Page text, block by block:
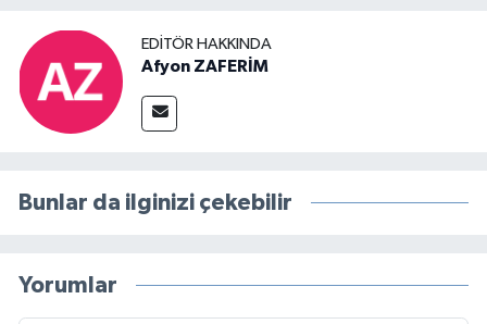
EDITÖR HAKKINDA
Afyon ZAFERİM
Bunlar da ilginizi çekebilir
Yorumlar